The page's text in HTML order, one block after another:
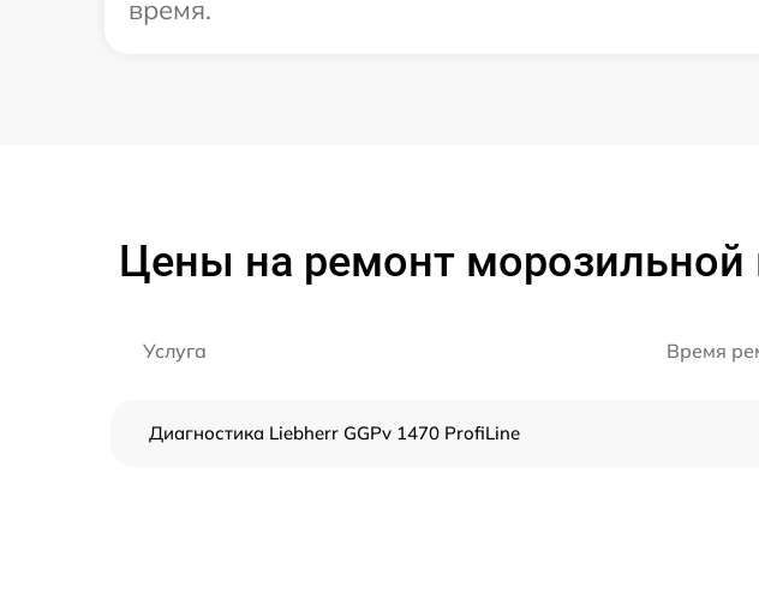
время.
Цены на ремонт морозильной
Услуга Время
Диагностика Liebherr GGPv 1470 ProfiLine